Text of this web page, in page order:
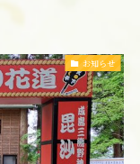
お知らせ